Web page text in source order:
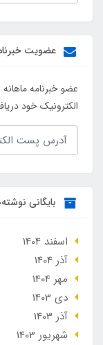
عضویت
عضو خبرنامه
الکترونیک خود
بایگانی
اسفند 1404
آذر 1404
مهر 1404
دی 1403
آذر 1403
شهریور 1403